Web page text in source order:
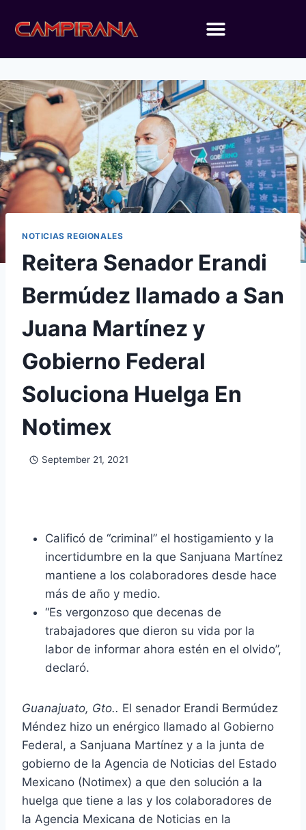
NOTICIAS REGIONALES
Reitera Senador Erandi
Bermúdez llamado a San
Juana Martínez y
Gobierno Federal
Soluciona Huelga En
Notimex
September 21, 2021
Calificó de “criminal” el hostigamiento y la
incertidumbre en la que Sanjuana Martínez
mantiene a los colaboradores desde hace
más de año y medio.
“Es vergonzoso que decenas de
trabajadores que dieron su vida por la
labor de informar ahora estén en el olvido”,
declaró.
Guanajuato, Gto.. El senador Erandi Bermúdez
Méndez hizo un enérgico llamado al Gobierno
Federal, a Sanjuana Martínez y a la junta de
gobierno de la Agencia de Noticias del Estado
Mexicano (Notimex) a que den solución a la
huelga que tiene a las y los colaboradores de
la Agencia Mexicana de Noticias en la